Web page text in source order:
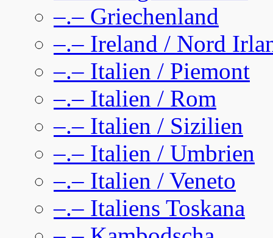
–.– Griechenland
–.– Ireland / Nord
–.– Italien / Piemont
–.– Italien / Rom
–.– Italien / Sizilien
–.– Italien / Umbrien
–.– Italien / Veneto
–.– Italiens Toskana